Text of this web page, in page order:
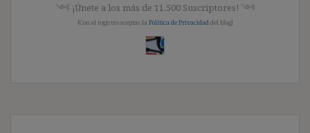
༺ ¡Únete a los más de 11.500 Suscriptores! ༺
[Con el registro aceptas la Política de Privacidad del blog]